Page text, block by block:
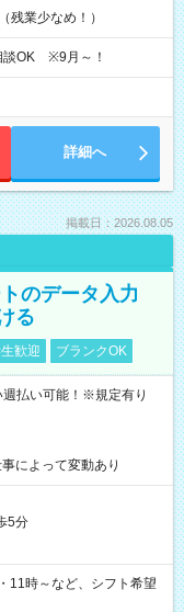
残業少なめ！）
OK ※9月～！
詳細へ
掲載日：2026.08.05
のデータ入力
る
歓迎 ブランクOK
払い可能！※規定有り
によって変動あり
5分
時～など、シフト希望